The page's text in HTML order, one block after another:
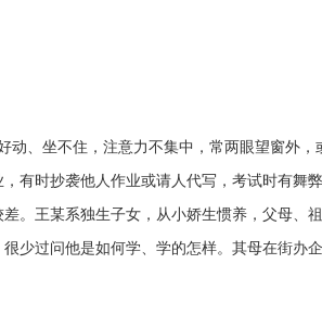
动、坐不住，注意力不集中，常两眼望窗外，
有时抄袭他人作业或请人代写，考试时有舞
。王某系独生子女，从小娇生惯养，父母、
少过问他是如何学、学的怎样。其母在街办